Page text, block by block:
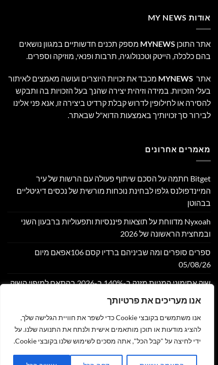
אנו מעריכים את פרטיותך
אנו משתמשים בקובצי Cookie כדי לשפר את חוויית הגלישה שלך,
להציג מודעות או תוכן מותאמים אישית ולנתח את התנועה שלנו. על
ידי לחיצה על "קבל הכל", אתה מסכים לשימוש שלנו בקובצי Cookie.
אודות MY NEWS
אתר התוכן MYNEWS מספק תכנים חדשותיים במגוון נושאים
בהם כלכלה, הייטק וטכנולוגיה, תרבות ופנאי, מוזיקה וספרים.
אתר MYNEWS מכבד את זכויות היוצרים ועושה מאמצים לאיתור
בעלי הזכויות. במידה וזיהית יצירה שהנך בעל הזכויות בה ותבקש
להסירה או לחילופין לדרוש קבלת קרדיט ביצירה זו, אנא פני אלינו
לבירור סך זכויותיך באמצעות הדוא"ל שבאתר.
מאמרים אחרונים
Bitget חתמה על הסכם שיתוף פעולה עם הרשות של עיר
המיינדפולנס גלפו לבחינת נוכחות מורשית של נכסים דיגיטליים
בבהוטן
Nyxoah מדווחת על תוצאות פיננסיות ותפעוליות ברבעון השני
ובמחצית הראשונה של 2026
ספרים סופרים ומה שביניהם ברדיו קסם 106אפאם מיום
05/08/26
שוק אסימוני המניות מזנק ב-140% ב-2026 בהתאם למיפוי השוק
Moove גייסה 250 מיליון דולר לפי שווי של 2.1 מיליארד דולר,
במטרה להרחיב את התשתית הגלובלית לתחבורה אוטונומית